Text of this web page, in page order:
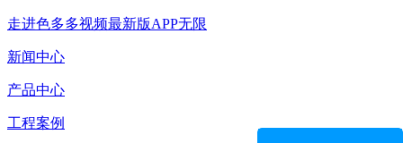
走进色多多视频最新版APP无限
新闻中心
产品中心
工程案例